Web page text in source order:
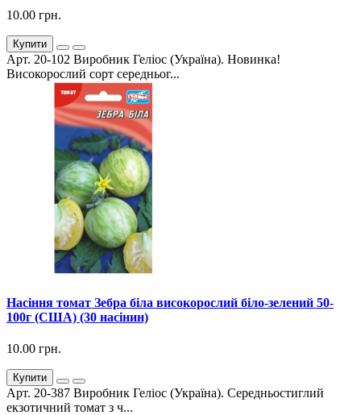
10.00 грн.
Купити
Арт. 20-102 Виробник Геліос (Україна). Новинка!
Високорослий сорт середньог...
Насіння томат Зебра біла високорослий біло-зелений 50-
100г (США) (30 насінин)
10.00 грн.
Купити
Арт. 20-387 Виробник Геліос (Україна). Середньостиглий
екзотичний томат з ч...